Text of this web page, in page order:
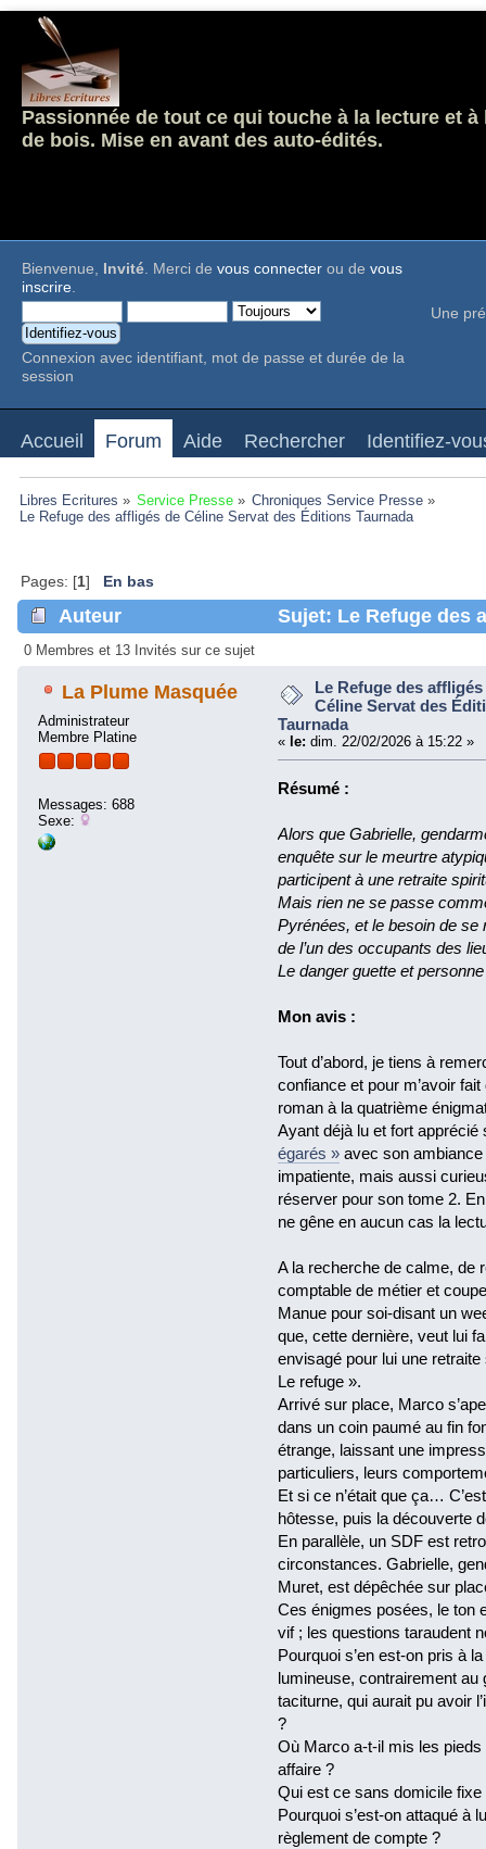
Passionnée de tout ce qui touche à la lecture et
de bois. Mise en avant des auto-édités.
Bienvenue, Invité. Merci de vous connecter ou de vous
inscrire.
Connexion avec identifiant, mot de passe et durée de la
session
Une
Accueil Forum Aide Rechercher Identifiez-
Libres Ecritures » Service Presse» Chroniques Service Presse »
Le Refuge des affligés de Céline Servat des Éditions Taurnada
Pages: [1] En bas
Auteur
Sujet: Le Refuge des
Éditions Taurnada (Lu 326667 fois)
0 Membres et 13 Invités sur ce sujet
La Plume Masquée
Administrateur
Membre Platine
Messages: 688
Sexe:
Le Refuge des affligés
Céline Servat des
Taurnada
« le: dim. 22/02/2026 à 15:22 »
Résumé :
Alors que Gabrielle,
enquête sur le meurtre
participent à une retraite
Mais rien ne se passe
Pyrénées, et le besoin de
de l’un des occupants des
Le danger guette et personne
Mon avis :
Tout d’abord, je tiens à
confiance et pour m’avoir
roman à la quatrième
Ayant déjà lu et fort
égarés » avec son ambiance
impatiente, mais aussi
réserver pour son tome 2.
ne gêne en aucun cas la
A la recherche de calme, de
comptable de métier et
Manue pour soi-disant un
que, cette dernière, veut lui
envisagé pour lui une
Le refuge ».
Arrivé sur place, Marco
dans un coin paumé au fin
étrange, laissant une
particuliers, leurs
Et si ce n’était que ça…
hôtesse, puis la découverte
En parallèle, un SDF est
circonstances. Gabrielle,
Muret, est dépêchée sur
Ces énigmes posées, le ton
vif ; les questions taraudent
Pourquoi s’en est-on pris à
lumineuse, contrairement au
taciturne, qui aurait pu avoir
?
Où Marco a-t-il mis les
affaire ?
Qui est ce sans domicile fixe
Pourquoi s’est-on attaqué à
règlement de compte ?